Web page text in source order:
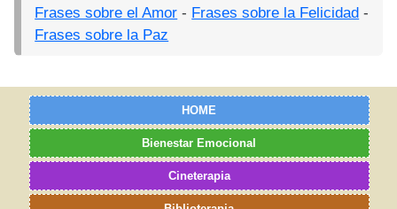
Frases sobre el Amor - Frases sobre la Felicidad -
Frases sobre la Paz
HOME
Bienestar Emocional
Cineterapia